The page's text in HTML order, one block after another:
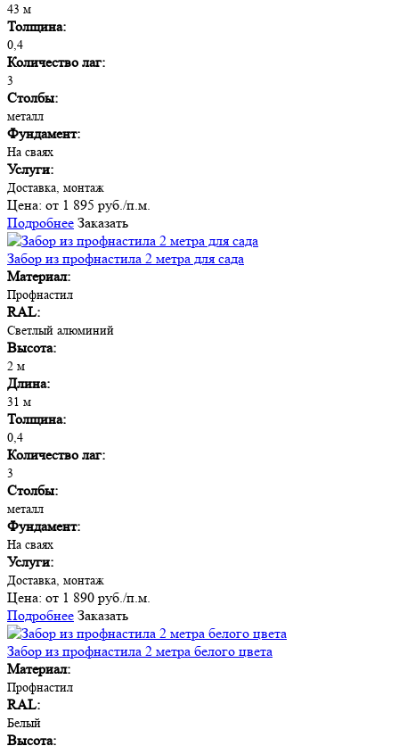
43 м
Толщина:
0,4
Количество лаг:
3
Столбы:
металл
Фундамент:
На сваях
Услуги:
Доставка, монтаж
Цена: от 1 895 руб./п.м.
Подробнее Заказать
Забор из профнастила 2 метра для сада
Материал:
Профнастил
RAL:
Светлый алюминий
Высота:
2 м
Длина:
31 м
Толщина:
0,4
Количество лаг:
3
Столбы:
металл
Фундамент:
На сваях
Услуги:
Доставка, монтаж
Цена: от 1 890 руб./п.м.
Подробнее Заказать
Забор из профнастила 2 метра белого цвета
Материал:
Профнастил
RAL:
Белый
Высота: